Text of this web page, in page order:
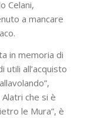
Celani,
a mancare
in memoria di
utili all’acquisto
che si è
le Mura”, è